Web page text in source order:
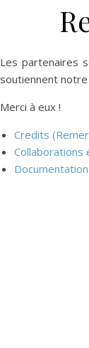
Les partenaires
soutiennent
Merci à eux !
Credits